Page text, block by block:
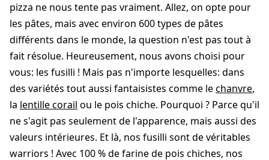
pizza ne nous tente pas vraiment. Allez, on opte pour
les pâtes, mais avec environ 600 types de pâtes
différents dans le monde, la question n'est pas tout à
fait résolue. Heureusement, nous avons choisi pour
vous: les fusilli ! Mais pas n'importe lesquelles: dans
des variétés tout aussi fantaisistes comme lechanvre,
la lentille corail ou le pois chiche. Pourquoi ? Parce qu'il
ne s'agit pas seulement de l'apparence, mais aussi des
valeurs intérieures. Et là, nos fusilli sont de véritables
warriors ! Avec 100 % de farine de pois chiches, nos